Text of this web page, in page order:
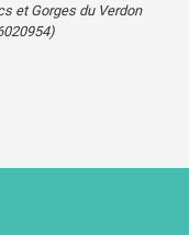
et Gorges du Verdon
)